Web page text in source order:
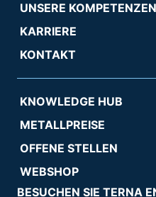
UNSERE KOMPETENZEN
KARRIERE
KONTAKT
KNOWLEDGE HUB
METALLPREISE
OFFENE STELLEN
WEBSHOP
BESUCHEN SIE TERNA